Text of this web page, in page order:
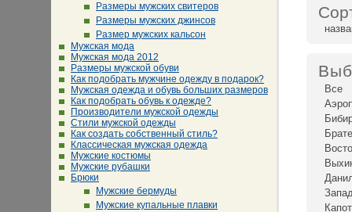
Размеры мужских свитеров
Размеры мужских джинсов
Размер мужских кальсон
Мужская мода
Мужская мода 2012
Размеры мужской обуви
Как подобрать мужчине одежду в подарок?
Мужская одежда и обувь больших размеров
Как подобрать обувь к одежде?
Производители мужской одежды
Стили мужской одежды
Как создать собственный стиль?
Классическая мужская одежда
Мужские костюмы
Мужские рубашки
Брюки
Мужские бермуды
Мужские купальные плавки
Все